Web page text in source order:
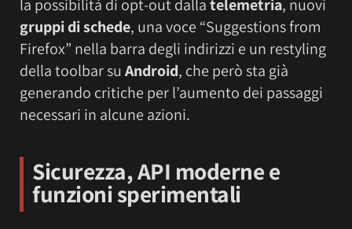
la possibilità di opt-out dallatelemetria, nuovi
gruppi di schede, una voce “Suggestions from
Firefox” nella barra degli indirizzi e un restyling
della toolbar suAndroid, che però sta già
generando critiche per l’aumento dei passaggi
necessari in alcune azioni.
Sicurezza, API moderne e
funzioni sperimentali